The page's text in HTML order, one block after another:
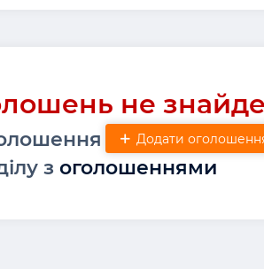
не
Додати
з оголошеннями